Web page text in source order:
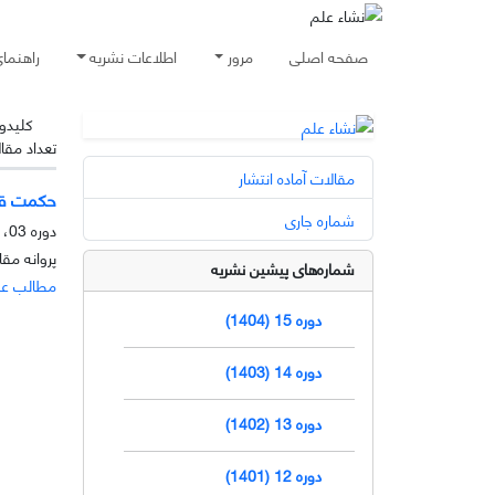
صفحه اصلی مرور اطلاعات نشریه
تعداد
حکمت
دوره 03، شماره 2، آذر 1392، صفحه
پروانه
مطالب
مقالات آماده انتشار
شماره جاری
شماره‌های پیشین نشریه
دوره 15 (1404)
دوره 14 (1403)
دوره 13 (1402)
دوره 12 (1401)